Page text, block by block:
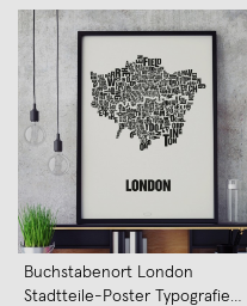
Buchstabenort London
Stadtteile-Poster Typografie